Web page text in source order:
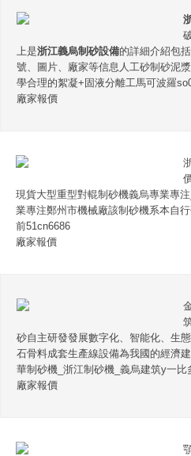
上是浙江義烏制砂設備的詳細介紹包括
號、圖片、廠家等信息人工砂制砂泥
學合理的絮凝+固液分離工馬可波羅
廠家報價
現貨大型重型對輥制砂機義烏專業專
業專注鄭州市機械廠該制砂機系本自
前51cn6686
廠家報價
砂自主研發發展數字化、智能化、生
石骨料成套生產線設備為我國的經濟
華制砂機_浙江制砂機_義烏建筑y一比
廠家報價